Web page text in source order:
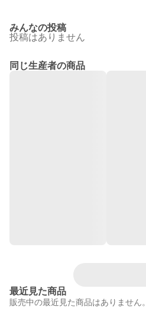
みんなの投稿
投稿はありません
同じ生産者の商品
最近見た商品
販売中の最近見た商品はありません。